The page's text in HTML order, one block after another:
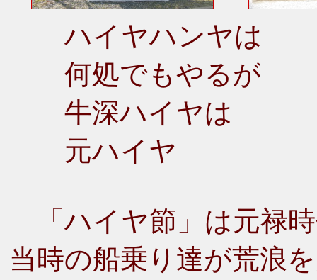
ハイヤハンヤは
何処でもやるが
牛深ハイヤは
元ハイヤ
「ハイヤ節」は元禄
当時の船乗り達が荒浪